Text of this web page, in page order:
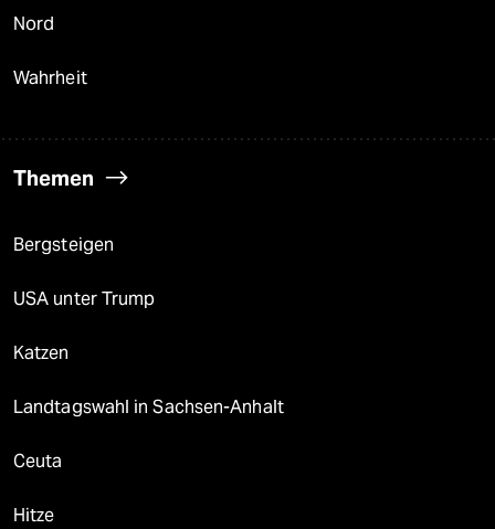
Nord
Wahrheit
Themen
Bergsteigen
USA unter Trump
Katzen
Landtagswahl in Sachsen-Anhalt
Ceuta
Hitze